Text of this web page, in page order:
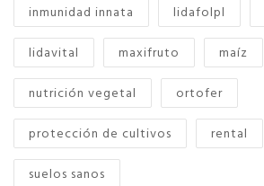
inmunidad innata
lidafolpl
lidavital
maxifruto
maíz
nutrición vegetal
ortofer
protección de cultivos
rental
suelos sanos